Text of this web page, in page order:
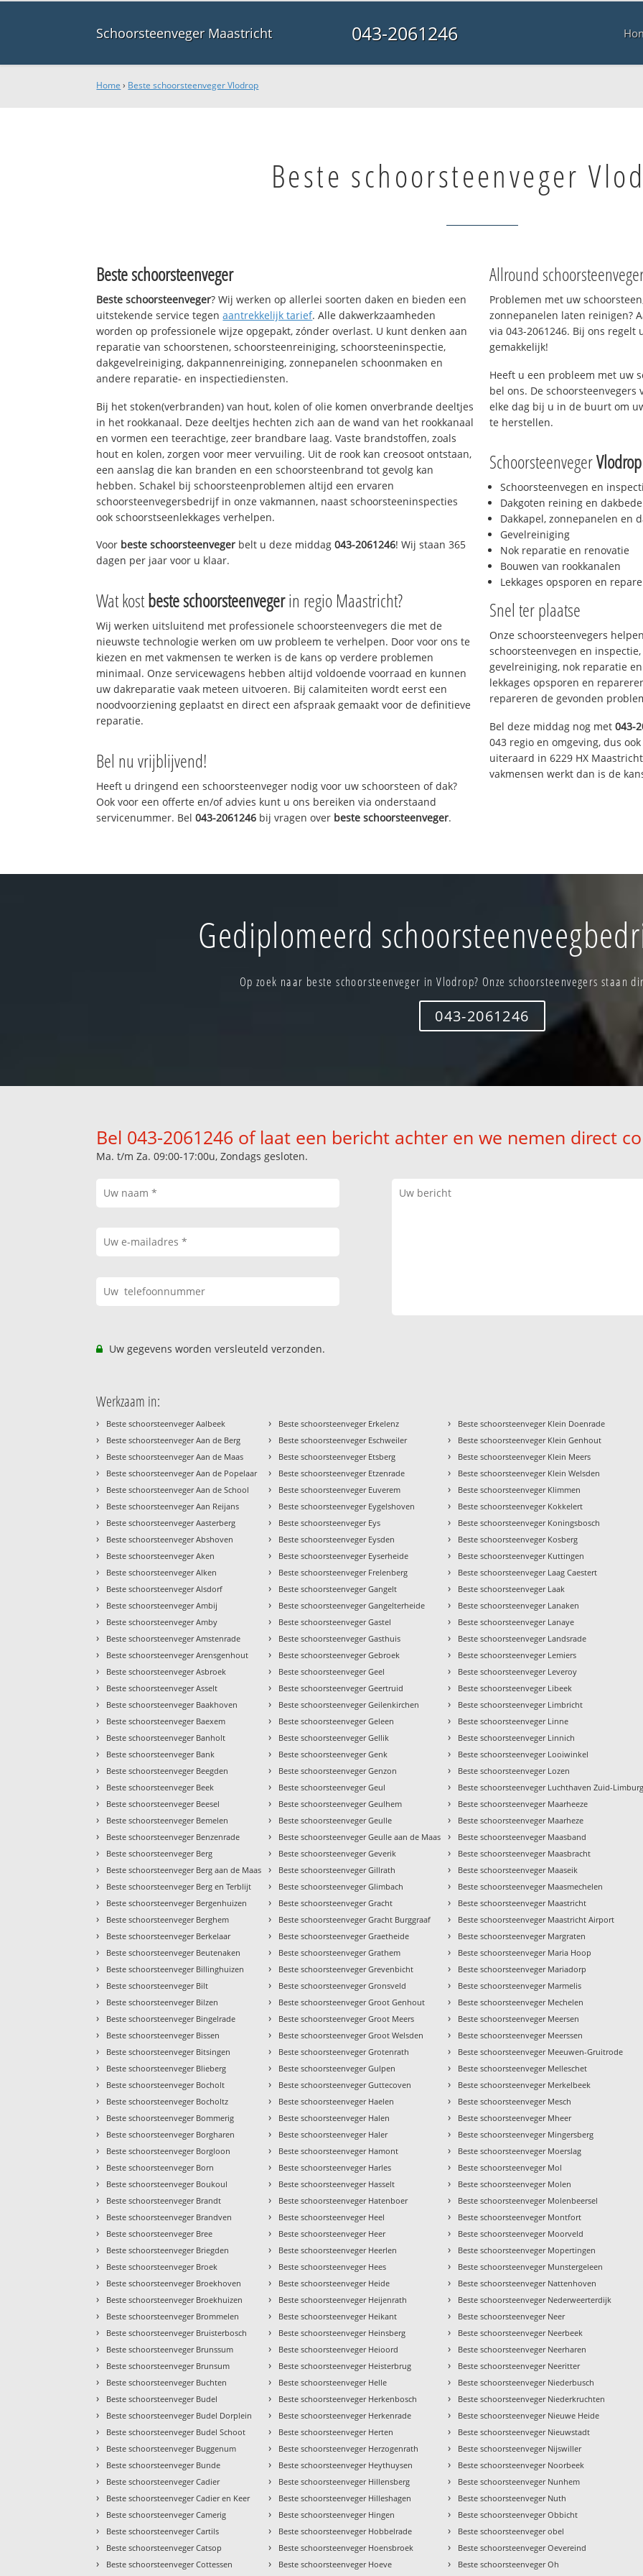
Schoorsteenveger Maastricht 043-2061246
Home › Beste schoorsteenveger Vlodrop
Beste schoorsteenveger
Beste schoorsteenveger
Beste schoorsteenveger? Wij werken op allerlei soorten daken en bieden een
uitstekende service tegenaantrekkelijk tarief. Alle dakwerkzaamheden
worden op professionele wijze opgepakt, zónder overlast. U kunt denken aan
reparatie van schoorstenen, schoorsteenreiniging, schoorsteeninspectie,
dakgevelreiniging, dakpannenreiniging, zonnepanelen schoonmaken en
andere reparatie- en inspectiediensten.
Bij het stoken(verbranden) van hout, kolen of olie komen onverbrande deeltjes
in het rookkanaal. Deze deeltjes hechten zich aan de wand van het rookkanaal
en vormen een teerachtige, zeer brandbare laag. Vaste brandstoffen, zoals
hout en kolen, zorgen voor meer vervuiling. Uit de rook kan creosoot ontstaan,
een aanslag die kan branden en een schoorsteenbrand tot gevolg kan
hebben. Schakel bij schoorsteenproblemen altijd een ervaren
schoorsteenvegersbedrijf in onze vakmannen, naast schoorsteeninspecties
ook schoorstseenlekkages verhelpen.
Voor beste schoorsteenveger belt u deze middag043-2061246! Wij staan 365
dagen per jaar voor u klaar.
Wat kostbeste schoorsteenvegerin regio Maastricht?
Wij werken uitsluitend met professionele schoorsteenvegers die met de
nieuwste technologie werken om uw probleem te verhelpen. Door voor ons te
kiezen en met vakmensen te werken is de kans op verdere problemen
minimaal. Onze servicewagens hebben altijd voldoende voorraad en kunnen
uw dakreparatie vaak meteen uitvoeren. Bij calamiteiten wordt eerst een
noodvoorziening geplaatst en direct een afspraak gemaakt voor de definitieve
reparatie.
Bel nu vrijblijvend!
Heeft u dringend een schoorsteenveger nodig voor uw schoorsteen of dak?
Ook voor een offerte en/of advies kunt u ons bereiken via onderstaand
servicenummer. Bel043-2061246 bij vragen over beste schoorsteenveger.
Allround
Problemen met uw
zonnepanelen laten reinigen?
via 043-2061246. Bij ons
gemakkelijk!
Heeft u een probleem met uw
bel ons. De
elke dag bij u in de buurt om
te herstellen.
SchoorsteenvegerVlodrop
Schoorsteenvegen en
Dakgoten reining en
Dakkapel, zonnepanelen en
Gevelreiniging
Nok reparatie en renovatie
Bouwen van rookkanalen
Lekkages opsporen en
Snel ter plaatse
Onze schoorsteenvegers
schoorsteenvegen en
gevelreiniging, nok reparatie
lekkages opsporen en
repareren de gevonden
Bel deze middag nog met 043-
043 regio en omgeving, dus
uiteraard in 6229 HX
vakmensen werkt dan is de
Gediplomeerd
Op zoek naar beste schoorsteenveger in Vlodrop? Onze schoorsteenvegers staan
043-2061246
Bel 043-2061246 of laat een bericht achter en we nemen direct
Ma. t/m Za. 09:00-17:00u, Zondags gesloten.
Uw gegevens worden versleuteld verzonden.
Werkzaam in:
› Beste schoorsteenveger Aalbeek
› Beste schoorsteenveger Aan de Berg
› Beste schoorsteenveger Aan de Maas
› Beste schoorsteenveger Aan de Popelaar
› Beste schoorsteenveger Aan de School
› Beste schoorsteenveger Aan Reijans
› Beste schoorsteenveger Aasterberg
› Beste schoorsteenveger Abshoven
› Beste schoorsteenveger Aken
› Beste schoorsteenveger Alken
› Beste schoorsteenveger Alsdorf
› Beste schoorsteenveger Ambij
› Beste schoorsteenveger Amby
› Beste schoorsteenveger Amstenrade
› Beste schoorsteenveger Arensgenhout
› Beste schoorsteenveger Asbroek
› Beste schoorsteenveger Asselt
› Beste schoorsteenveger Baakhoven
› Beste schoorsteenveger Baexem
› Beste schoorsteenveger Banholt
› Beste schoorsteenveger Bank
› Beste schoorsteenveger Beegden
› Beste schoorsteenveger Beek
› Beste schoorsteenveger Beesel
› Beste schoorsteenveger Bemelen
› Beste schoorsteenveger Benzenrade
› Beste schoorsteenveger Berg
› Beste schoorsteenveger Berg aan de Maas
› Beste schoorsteenveger Berg en Terblijt
› Beste schoorsteenveger Bergenhuizen
› Beste schoorsteenveger Berghem
› Beste schoorsteenveger Berkelaar
› Beste schoorsteenveger Beutenaken
› Beste schoorsteenveger Billinghuizen
› Beste schoorsteenveger Bilt
› Beste schoorsteenveger Bilzen
› Beste schoorsteenveger Bingelrade
› Beste schoorsteenveger Bissen
› Beste schoorsteenveger Bitsingen
› Beste schoorsteenveger Blieberg
› Beste schoorsteenveger Bocholt
› Beste schoorsteenveger Bocholtz
› Beste schoorsteenveger Bommerig
› Beste schoorsteenveger Borgharen
› Beste schoorsteenveger Borgloon
› Beste schoorsteenveger Born
› Beste schoorsteenveger Boukoul
› Beste schoorsteenveger Brandt
› Beste schoorsteenveger Brandven
› Beste schoorsteenveger Bree
› Beste schoorsteenveger Briegden
› Beste schoorsteenveger Broek
› Beste schoorsteenveger Broekhoven
› Beste schoorsteenveger Broekhuizen
› Beste schoorsteenveger Brommelen
› Beste schoorsteenveger Bruisterbosch
› Beste schoorsteenveger Brunssum
› Beste schoorsteenveger Brunsum
› Beste schoorsteenveger Buchten
› Beste schoorsteenveger Budel
› Beste schoorsteenveger Budel Dorplein
› Beste schoorsteenveger Budel Schoot
› Beste schoorsteenveger Buggenum
› Beste schoorsteenveger Bunde
› Beste schoorsteenveger Cadier
› Beste schoorsteenveger Cadier en Keer
› Beste schoorsteenveger Camerig
› Beste schoorsteenveger Cartils
› Beste schoorsteenveger Catsop
› Beste schoorsteenveger Cottessen
› Beste schoorsteenveger Erkelenz
› Beste schoorsteenveger Eschweiler
› Beste schoorsteenveger Etsberg
› Beste schoorsteenveger Etzenrade
› Beste schoorsteenveger Euverem
› Beste schoorsteenveger Eygelshoven
› Beste schoorsteenveger Eys
› Beste schoorsteenveger Eysden
› Beste schoorsteenveger Eyserheide
› Beste schoorsteenveger Frelenberg
› Beste schoorsteenveger Gangelt
› Beste schoorsteenveger Gangelterheide
› Beste schoorsteenveger Gastel
› Beste schoorsteenveger Gasthuis
› Beste schoorsteenveger Gebroek
› Beste schoorsteenveger Geel
› Beste schoorsteenveger Geertruid
› Beste schoorsteenveger Geilenkirchen
› Beste schoorsteenveger Geleen
› Beste schoorsteenveger Gellik
› Beste schoorsteenveger Genk
› Beste schoorsteenveger Genzon
› Beste schoorsteenveger Geul
› Beste schoorsteenveger Geulhem
› Beste schoorsteenveger Geulle
› Beste schoorsteenveger Geulle aan de Maas
› Beste schoorsteenveger Geverik
› Beste schoorsteenveger Gillrath
› Beste schoorsteenveger Glimbach
› Beste schoorsteenveger Gracht
› Beste schoorsteenveger Gracht Burggraaf
› Beste schoorsteenveger Graetheide
› Beste schoorsteenveger Grathem
› Beste schoorsteenveger Grevenbicht
› Beste schoorsteenveger Gronsveld
› Beste schoorsteenveger Groot Genhout
› Beste schoorsteenveger Groot Meers
› Beste schoorsteenveger Groot Welsden
› Beste schoorsteenveger Grotenrath
› Beste schoorsteenveger Gulpen
› Beste schoorsteenveger Guttecoven
› Beste schoorsteenveger Haelen
› Beste schoorsteenveger Halen
› Beste schoorsteenveger Haler
› Beste schoorsteenveger Hamont
› Beste schoorsteenveger Harles
› Beste schoorsteenveger Hasselt
› Beste schoorsteenveger Hatenboer
› Beste schoorsteenveger Heel
› Beste schoorsteenveger Heer
› Beste schoorsteenveger Heerlen
› Beste schoorsteenveger Hees
› Beste schoorsteenveger Heide
› Beste schoorsteenveger Heijenrath
› Beste schoorsteenveger Heikant
› Beste schoorsteenveger Heinsberg
› Beste schoorsteenveger Heioord
› Beste schoorsteenveger Heisterbrug
› Beste schoorsteenveger Helle
› Beste schoorsteenveger Herkenbosch
› Beste schoorsteenveger Herkenrade
› Beste schoorsteenveger Herten
› Beste schoorsteenveger Herzogenrath
› Beste schoorsteenveger Heythuysen
› Beste schoorsteenveger Hillensberg
› Beste schoorsteenveger Hilleshagen
› Beste schoorsteenveger Hingen
› Beste schoorsteenveger Hobbelrade
› Beste schoorsteenveger Hoensbroek
› Beste schoorsteenveger Hoeve
› Beste schoorsteenveger Klein Doenrade
› Beste schoorsteenveger Klein Genhout
› Beste schoorsteenveger Klein Meers
› Beste schoorsteenveger Klein Welsden
› Beste schoorsteenveger Klimmen
› Beste schoorsteenveger Kokkelert
› Beste schoorsteenveger Koningsbosch
› Beste schoorsteenveger Kosberg
› Beste schoorsteenveger Kuttingen
› Beste schoorsteenveger Laag Caestert
› Beste schoorsteenveger Laak
› Beste schoorsteenveger Lanaken
› Beste schoorsteenveger Lanaye
› Beste schoorsteenveger Landsrade
› Beste schoorsteenveger Lemiers
› Beste schoorsteenveger Leveroy
› Beste schoorsteenveger Libeek
› Beste schoorsteenveger Limbricht
› Beste schoorsteenveger Linne
› Beste schoorsteenveger Linnich
› Beste schoorsteenveger Looiwinkel
› Beste schoorsteenveger Lozen
› Beste schoorsteenveger Luchthaven Zuid-
› Beste schoorsteenveger Maarheeze
› Beste schoorsteenveger Maarheze
› Beste schoorsteenveger Maasband
› Beste schoorsteenveger Maasbracht
› Beste schoorsteenveger Maaseik
› Beste schoorsteenveger Maasmechelen
› Beste schoorsteenveger Maastricht
› Beste schoorsteenveger Maastricht Airport
› Beste schoorsteenveger Margraten
› Beste schoorsteenveger Maria Hoop
› Beste schoorsteenveger Mariadorp
› Beste schoorsteenveger Marmelis
› Beste schoorsteenveger Mechelen
› Beste schoorsteenveger Meersen
› Beste schoorsteenveger Meerssen
› Beste schoorsteenveger Meeuwen-Gruitrode
› Beste schoorsteenveger Melleschet
› Beste schoorsteenveger Merkelbeek
› Beste schoorsteenveger Mesch
› Beste schoorsteenveger Mheer
› Beste schoorsteenveger Mingersberg
› Beste schoorsteenveger Moerslag
› Beste schoorsteenveger Mol
› Beste schoorsteenveger Molen
› Beste schoorsteenveger Molenbeersel
› Beste schoorsteenveger Montfort
› Beste schoorsteenveger Moorveld
› Beste schoorsteenveger Mopertingen
› Beste schoorsteenveger Munstergeleen
› Beste schoorsteenveger Nattenhoven
› Beste schoorsteenveger Nederweerterdijk
› Beste schoorsteenveger Neer
› Beste schoorsteenveger Neerbeek
› Beste schoorsteenveger Neerharen
› Beste schoorsteenveger Neeritter
› Beste schoorsteenveger Niederbusch
› Beste schoorsteenveger Niederkruchten
› Beste schoorsteenveger Nieuwe Heide
› Beste schoorsteenveger Nieuwstadt
› Beste schoorsteenveger Nijswiller
› Beste schoorsteenveger Noorbeek
› Beste schoorsteenveger Nunhem
› Beste schoorsteenveger Nuth
› Beste schoorsteenveger Obbicht
› Beste schoorsteenveger obel
› Beste schoorsteenveger Oevereind
› Beste schoorsteenveger Oh